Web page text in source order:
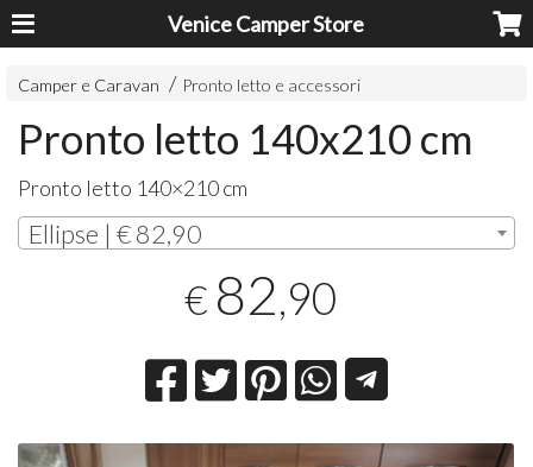
Venice Camper Store
Camper e Caravan Pronto letto e accessori
Pronto letto 140x210 cm
Pronto letto 140×210 cm
Ellipse | € 82,90
€ 82,90